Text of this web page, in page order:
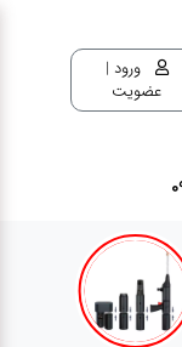
ورود |
عضویت